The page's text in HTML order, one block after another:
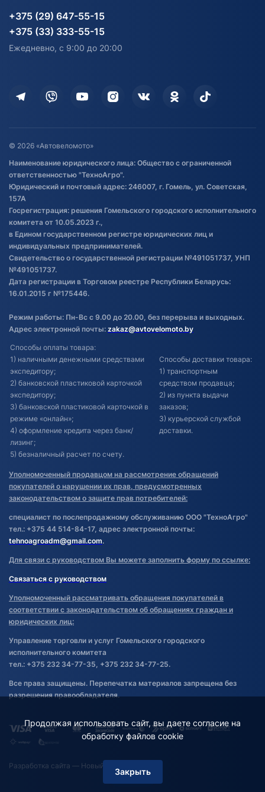
Фильтр
Карта сайта
Информация до получения
согласия на обработку
Доставка
Дополнительные услуги
Оставить отзыв
Договор публичной оферты
Обработка файлов cookie
Постановка транспорта на учет
Обновления в ЭПТС 2024
Водный транспорт
Электротранспорт
Здоровье
Агротехника
Электротранспорт
+375 (29) 647-55-15
+375 (33) 333-55-15
Ежедневно, с 9:00 до 20:00
© 2026 «Автовеломото»
Наименование юридического лица: Общество с ограниченной
ответственностью "ТехноАгро".
Юридический и почтовый адрес: 246007, г. Гомель, ул. Советская,
157А
Госрегистрация: решения Гомельского городского исполнительного
комитета от 10.05.2023 г.,
в Едином государственном регистре юридических лиц и
индивидуальных предпринимателей.
Свидетельство о государственной регистрации №491051737, УНП
№491051737.
Дата регистрации в Торговом реестре Республики Беларусь:
16.01.2015 г №175446.
Режим работы: Пн-Вс с 9.00 до 20.00, без перерыва и выходных.
Адрес электронной почты: zakaz@avtovelomoto.by
Способы оплаты товара:
1) наличными денежными средствами
экспедитору;
2) банковской пластиковой карточкой
экспедитору;
3) банковской пластиковой карточкой в
режиме «онлайн»;
4) оформление кредита через банк/
лизинг;
5) безналичный расчет по счету.
Способы доставки товара:
1) транспортным
средством продавца;
2) из пункта выдачи
заказов;
3) курьерской службой
доставки.
Уполномоченный продавцом на рассмотрение обращений
покупателей о нарушении их прав, предусмотренных
законодательством о защите прав потребителей:
специалист по послепродажному обслуживанию ООО "ТехноАгро"
тел.: +375 44 514-84-17, адрес электронной почты:
tehnoagroadm@gmail.com.
Для связи с руководством Вы можете заполнить форму по ссылке:
Связаться с руководством
Уполномоченный рассматривать обращения покупателей в
соответствии с законодательством об обращениях граждан и
юридических лиц:
Управление торговли и услуг Гомельского городского
исполнительного комитета
тел.: +375 232 34-77-35, +375 232 34-77-25.
Все права защищены. Перепечатка материалов запрещена без
разрешения правообладателя.
Разработка сайта — Новый Сайт
Продолжая использовать сайт, вы даете согласие на
обработку файлов cookie
Закрыть